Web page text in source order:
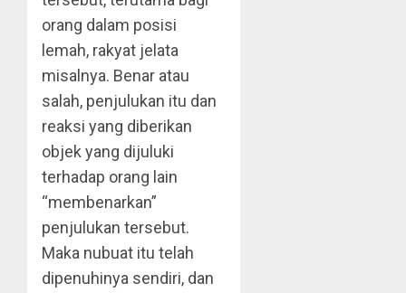
orang dalam posisi
lemah, rakyat jelata
misalnya. Benar atau
salah, penjulukan itu dan
reaksi yang diberikan
objek yang dijuluki
terhadap orang lain
“membenarkan”
penjulukan tersebut.
Maka nubuat itu telah
dipenuhinya sendiri, dan